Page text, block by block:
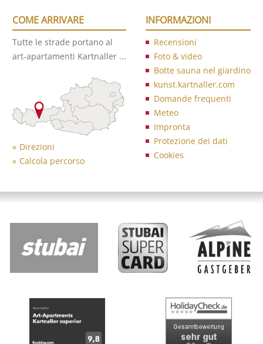
COME ARRIVARE
Tutte le strade portano al
art-apartamenti Kartnaller ...
Direzioni
Calcola percorso
INFORMAZIONI
Recensioni
Foto & video
Botte sauna nel giardino
kunst.kartnaller.com
Domande frequenti
Meteo
Impronta
Protezione dei dati
Cookies